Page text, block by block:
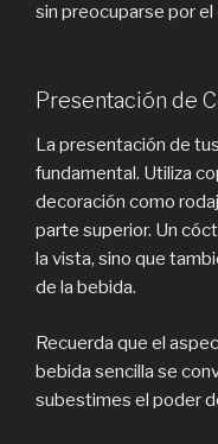
sin preocuparse por
Presentación de
La presentación de
fundamental. Utiliza
decoración como
parte superior. Un
la vista, sino que
de la bebida.
Recuerda que el
bebida sencilla se
subestimes el poder